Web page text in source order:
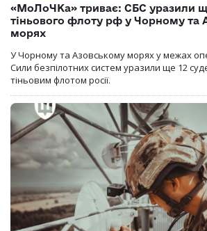
«МоЛоЧКа» триває: СБС уразили
тіньового флоту рф у Чорному та
морях
У Чорному та Азовському морях у межах
Сили безпілотних систем уразили ще 12
тіньовим флотом росії.